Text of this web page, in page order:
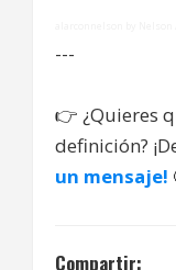
---
👉 ¿Quieres
definición?
un mensaje!
Compartir: